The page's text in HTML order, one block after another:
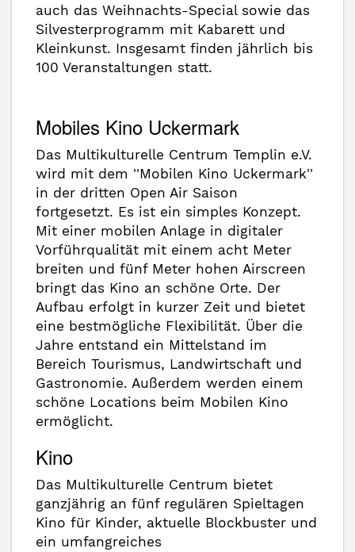
auch das Weihnachts-Special sowie das
Silvesterprogramm mit Kabarett und
Kleinkunst. Insgesamt finden jährlich bis
100 Veranstaltungen statt.
Mobiles Kino Uckermark
Das Multikulturelle Centrum Templin e.V.
wird mit dem ''Mobilen Kino Uckermark''
in der dritten Open Air Saison
fortgesetzt. Es ist ein simples Konzept.
Mit einer mobilen Anlage in digitaler
Vorführqualität mit einem acht Meter
breiten und fünf Meter hohen Airscreen
bringt das Kino an schöne Orte. Der
Aufbau erfolgt in kurzer Zeit und bietet
eine bestmögliche Flexibilität. Über die
Jahre entstand ein Mittelstand im
Bereich Tourismus, Landwirtschaft und
Gastronomie. Außerdem werden einem
schöne Locations beim Mobilen Kino
ermöglicht.
Kino
Das Multikulturelle Centrum bietet
ganzjährig an fünf regulären Spieltagen
Kino für Kinder, aktuelle Blockbuster und
ein umfangreiches